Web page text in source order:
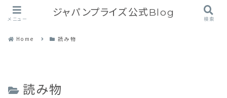
Home 読み物
読み物
メニュー
ジャパンプライズ公式Blog
検索